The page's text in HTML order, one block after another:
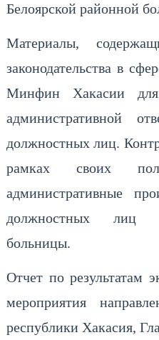
Белоярской районной
Материалы,
законодательства в
Минфин Хакасии
административной
должностных лиц.
рамках своих
административные
должностных лиц
больницы.
Отчет по результатам
мероприятия
республики Хакасия,